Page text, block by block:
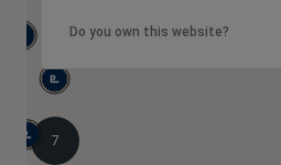
7
Do you own this website?